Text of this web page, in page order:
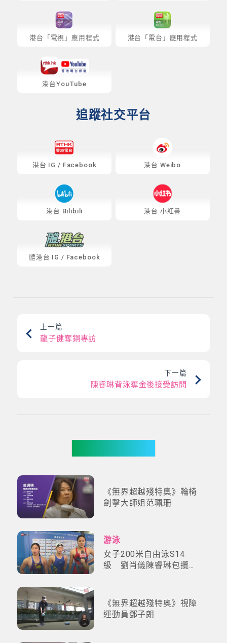
港台「電視」應用程式 港台「電台」應用程式
港台YouTube
追蹤社交平台
港台 IG / Facebook 港台 Weibo
港台 Bilibili 港台 小紅書
體港台 IG / Facebook
上一篇
龍子健奪銅專訪
下一篇
陳睿琳背泳奪金後接受訪問
《無界超越殘特奧》輪椅
劍擊大師姐范珮珊
游泳
女子200米自由泳S14
級 劉肖儀陳睿琳包攬金
《無界超越殘特奧》視障
運動員鄧子朗